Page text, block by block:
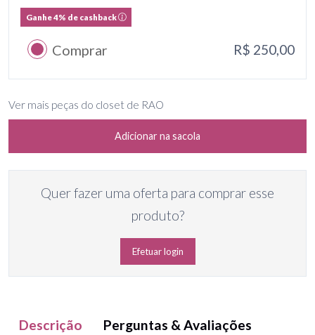
Ganhe 4% de cashback
Comprar R$ 250,00
Ver mais peças do closet de RAO
Adicionar na sacola
Quer fazer uma oferta para comprar esse
produto?
Efetuar login
Descrição Perguntas & Avaliações